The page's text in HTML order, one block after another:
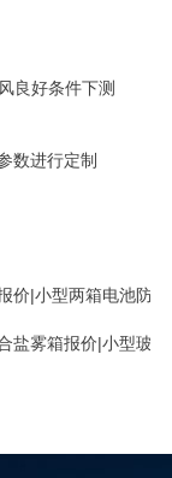
良好条件下测
数进行定制
价|小型两箱电池防
盐雾箱报价|小型玻